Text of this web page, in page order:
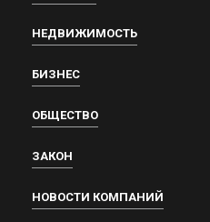
НЕДВИЖИМОСТЬ
БИЗНЕС
ОБЩЕСТВО
ЗАКОН
НОВОСТИ КОМПАНИЙ